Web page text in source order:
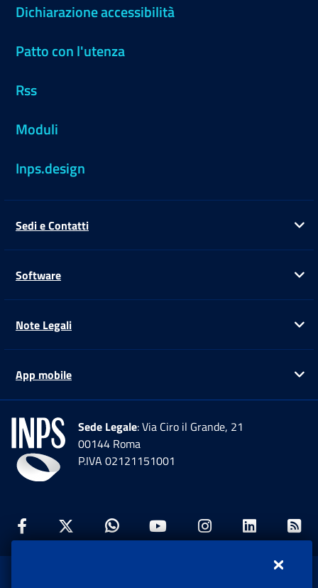
Dichiarazione accessibilità
Patto con l'utenza
Rss
Moduli
Inps.design
Sedi e Contatti
Software
Note Legali
App mobile
Sede Legale: Via Ciro il Grande, 21
00144 Roma
P.IVA 02121151001
Facebook: Apre una nuova finestra
Twitter: Apre una nuova finestra
Whatsapp: Apre una nuova
Youtube: Apre una
Instagram: